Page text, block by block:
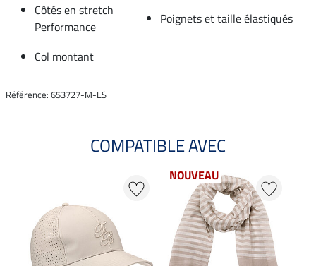
Côtés en stretch
Performance
Poignets et taille élastiqués
Col montant
Référence: 653727-M-ES
COMPATIBLE AVEC
NOUVEAU